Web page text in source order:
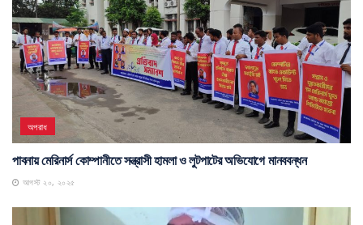
অপরাধ
পাবনায় মেরিনার্স কোম্পানীতে সন্ত্রাসী হামলা ও লুটপাটের অভিযোগে মানববন্ধন
আগস্ট ২০, ২০২৫